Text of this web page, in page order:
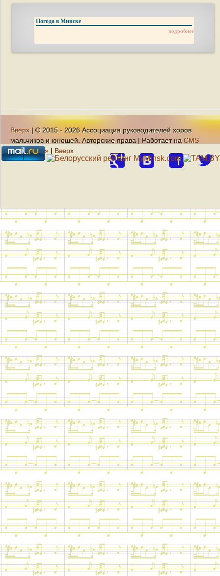
Погода в Минске
подробнее
Вверх| © 2015 - 2026 Ассоциация руководителей хоров
мальчиков и юношей. Авторские права | Работает на CMS
«Кандидат» | Вверх